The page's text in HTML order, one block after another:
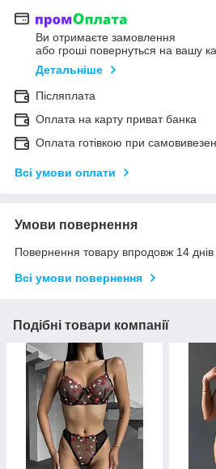
Ви отримаєте замовлення
або гроші повернуться на вашу
Детальніше
Післяплата
Оплата на карту приват банка
Оплата готівкою при
Всі умови оплати
Умови повернення
Повернення товару впродовж 14
Всі умови повернення
Подібні товари компанії